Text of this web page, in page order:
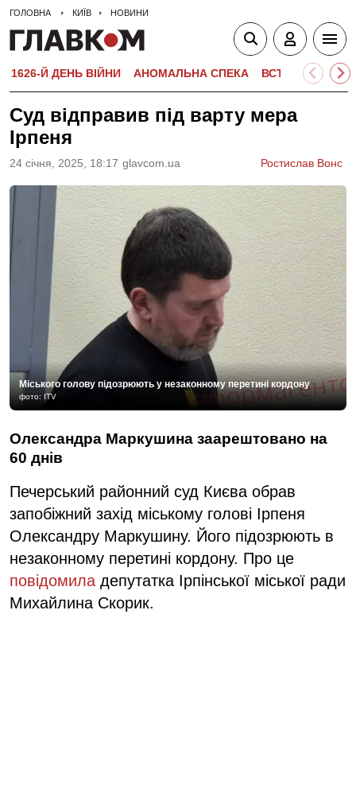
ГОЛОВНА КИЇВ НОВИНИ
1626-Й ДЕНЬ ВІЙНИ АНОМАЛЬНА СПЕКА ВСТУПНА
Суд відправив під варту мера
Ірпеня
24 сiчня, 2025, 18:17 glavcom.ua Ростислав Вонс
Міського голову підозрюють у незаконному перетині кордону
фото: ITV
Олександра Маркушина заарештовано на
60 днів
Печерський районний суд Києва обрав
запобіжний захід міському голові Ірпеня
Олександру Маркушину. Його підозрюють в
незаконному перетині кордону. Про це
повідомила депутатка Ірпінської міської ради
Михайлина Скорик.